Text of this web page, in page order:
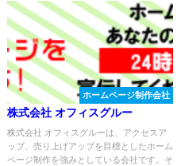
ホームページ制作会社
株式会社 オフィスグルー
株式会社 オフィスグルーは、アクセスア
ップ、売り上げアップを目標としたホーム
ページ制作を強みとしている会社です。そ